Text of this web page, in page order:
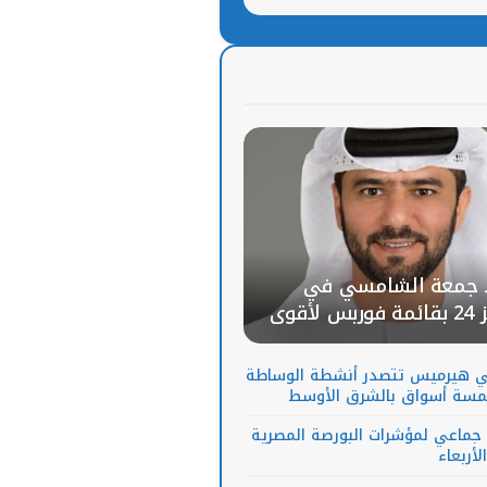
الأوسط لعام 2026
جمعة الشامسي في
المركز 24 بقائمة فوربس لأقوى
التنفيذيين بالشرق
هيرميس تتصدر أنشطة الوساطة
أسواق بالشرق الأوسط
جماعي لمؤشرات البورصة المصرية